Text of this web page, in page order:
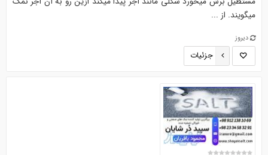
میگویند. از ...
دیروز
جزئیات